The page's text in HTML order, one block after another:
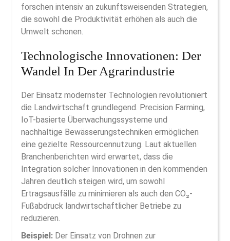
forschen intensiv an zukunftsweisenden Strategien,
die sowohl die Produktivität erhöhen als auch die
Umwelt schonen.
Technologische Innovationen: Der
Wandel In Der Agrarindustrie
Der Einsatz modernster Technologien revolutioniert
die Landwirtschaft grundlegend. Precision Farming,
IoT-basierte Überwachungssysteme und
nachhaltige Bewässerungstechniken ermöglichen
eine gezielte Ressourcennutzung. Laut aktuellen
Branchenberichten wird erwartet, dass die
Integration solcher Innovationen in den kommenden
Jahren deutlich steigen wird, um sowohl
Ertragsausfälle zu minimieren als auch den CO₂-
Fußabdruck landwirtschaftlicher Betriebe zu
reduzieren.
Beispiel: Der Einsatz von Drohnen zur